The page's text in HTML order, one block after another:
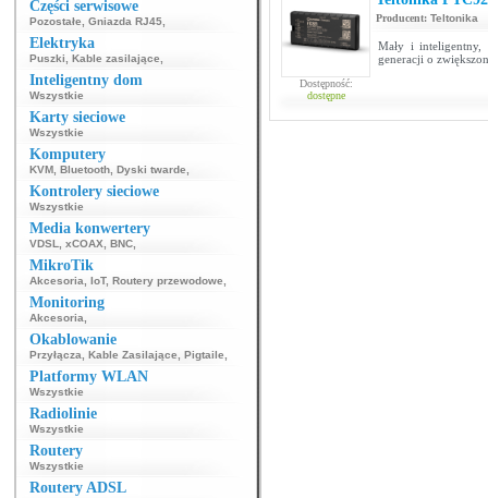
Części serwisowe
Pozostałe Gniazda RJ45
Elektryka
Puszki Kable zasilające
Inteligentny dom
Wszystkie
Karty sieciowe
Wszystkie
Komputery
KVM Bluetooth Dyski twarde
Kontrolery sieciowe
Wszystkie
Media konwertery
VDSL xCOAX BNC
MikroTik
Akcesoria IoT, Routery przewodowe
Monitoring
Akcesoria
Okablowanie
Przyłącza Kable Zasilające Pigtaile
Platformy WLAN
Wszystkie
Radiolinie
Wszystkie
Routery
Wszystkie
Routery ADSL
Dostępność:
dostępne
Producent: Teltonika
Mały i inteligentny,
generacji o